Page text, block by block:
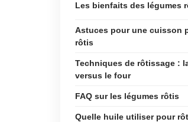
Les bienfaits des légumes
Astuces pour une cuisson
rôtis
Techniques de rôtissage :
versus le four
FAQ sur les légumes rôtis
Quelle huile utiliser pour